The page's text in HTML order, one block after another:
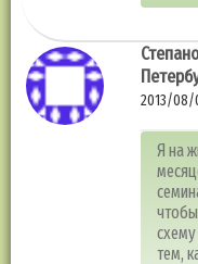
2013/08/
Я на
тем,